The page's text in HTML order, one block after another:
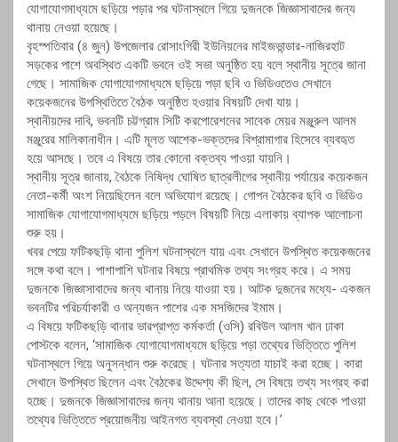
যোগাযোগমাধ্যমে ছড়িয়ে পড়ার পর ঘটনাস্থলে গিয়ে দুজনকে জিজ্ঞাসাবাদের জন্য
থানায় নেওয়া হয়েছে।
বৃহস্পতিবার (৪ জুন) উপজেলার রোসাংগিরী ইউনিয়নের মাইজভান্ডার-নাজিরহাট
সড়কের পাশে অবস্থিত একটি ভবনে ওই সভা অনুষ্ঠিত হয় বলে স্থানীয় সূত্রে জানা
গেছে। সামাজিক যোগাযোগমাধ্যমে ছড়িয়ে পড়া ছবি ও ভিডিওতেও সেখানে
কয়েকজনের উপস্থিতিতে বৈঠক অনুষ্ঠিত হওয়ার বিষয়টি দেখা যায়।
স্থানীয়দের দাবি, ভবনটি চট্টগ্রাম সিটি করপোরেশনের সাবেক মেয়র মঞ্জুরুল আলম
মঞ্জুরের মালিকানাধীন। এটি মূলত আশেক-ভক্তদের বিশ্রামাগার হিসেবে ব্যবহৃত
হয়ে আসছে। তবে এ বিষয়ে তার কোনো বক্তব্য পাওয়া যায়নি।
স্থানীয় সূত্র জানায়, বৈঠকে নিষিদ্ধ ঘোষিত ছাত্রলীগের স্থানীয় পর্যায়ের কয়েকজন
নেতা-কর্মী অংশ নিয়েছিলেন বলে অভিযোগ রয়েছে। গোপন বৈঠকের ছবি ও ভিডিও
সামাজিক যোগাযোগমাধ্যমে ছড়িয়ে পড়লে বিষয়টি নিয়ে এলাকায় ব্যাপক আলোচনা
শুরু হয়।
খবর পেয়ে ফটিকছড়ি থানা পুলিশ ঘটনাস্থলে যায় এবং সেখানে উপস্থিত কয়েকজনের
সঙ্গে কথা বলে। পাশাপাশি ঘটনার বিষয়ে প্রাথমিক তথ্য সংগ্রহ করে। এ সময়
দুজনকে জিজ্ঞাসাবাদের জন্য থানায় নিয়ে যাওয়া হয়। আটক দুজনের মধ্যে- একজন
ভবনটির পরিচর্যাকারী ও অন্যজন পাশের এক মসজিদের ইমাম।
এ বিষয়ে ফটিকছড়ি থানার ভারপ্রাপ্ত কর্মকর্তা (ওসি) রবিউল আলম খান ঢাকা
পোস্টকে বলেন, ‘সামাজিক যোগাযোগমাধ্যমে ছড়িয়ে পড়া তথ্যের ভিত্তিতে পুলিশ
ঘটনাস্থলে গিয়ে অনুসন্ধান শুরু করেছে। ঘটনার সত্যতা যাচাই করা হচ্ছে। কারা
সেখানে উপস্থিত ছিলেন এবং বৈঠকের উদ্দেশ্য কী ছিল, সে বিষয়ে তথ্য সংগ্রহ করা
হচ্ছে। দুজনকে জিজ্ঞাসাবাদের জন্য থানায় আনা হয়েছে। তাদের কাছ থেকে পাওয়া
তথ্যের ভিত্তিতে প্রয়োজনীয় আইনগত ব্যবস্থা নেওয়া হবে।’